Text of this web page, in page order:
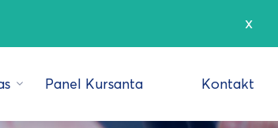
x
Panel Kursanta Kontakt